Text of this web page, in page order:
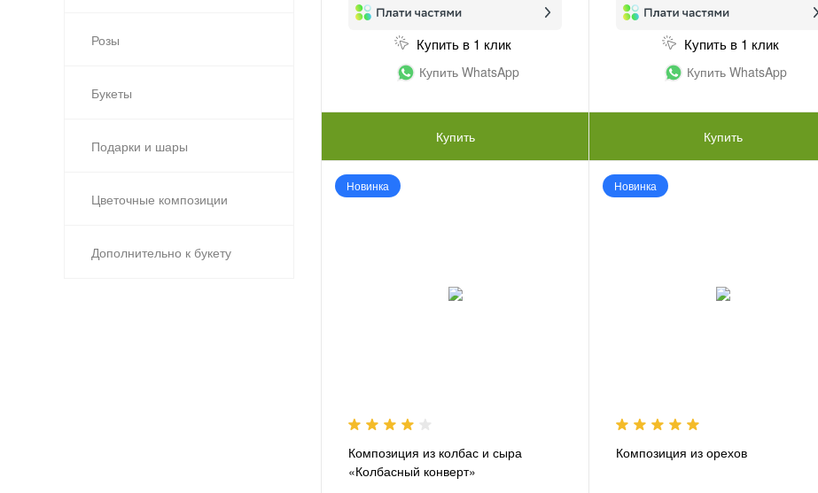
Розы
Букеты
Подарки и шары
Цветочные композиции
Дополнительно к букету
Купить в 1 клик
Купить WhatsApp
Купить
Купить в 1 клик
Купить WhatsApp
Купить
Новинка
Композиция из колбас и сыра
«Колбасный конверт»
Новинка
Композиция из орехов